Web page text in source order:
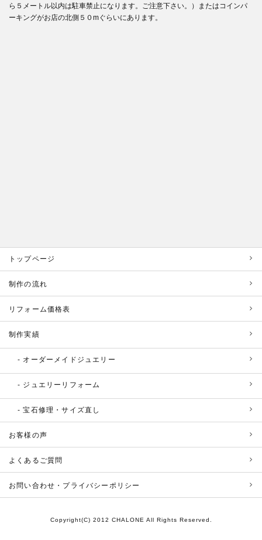
ら５メートル以内は駐車禁止になります。ご注意下さい。）またはコインパ
ーキングがお店の北側５０mぐらいにあります。
トップページ
制作の流れ
リフォーム価格表
制作実績
オーダーメイドジュエリー
ジュエリーリフォーム
宝石修理・サイズ直し
お客様の声
よくあるご質問
お問い合わせ・プライバシーポリシー
Copyright(C) 2012 CHALONE All Rights Reserved.